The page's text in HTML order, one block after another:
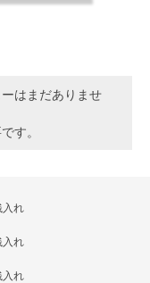
はまだありませ
す。
入れ
入れ
入れ